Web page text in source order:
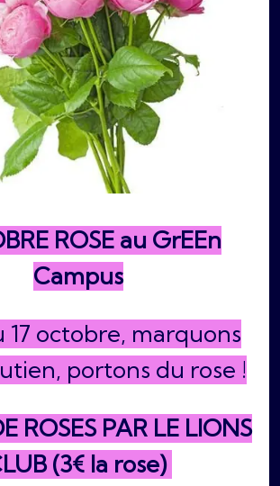
ROSE au GrEEn
Campus
17 octobre, marquons
portons du rose !
ROSES PAR LE LIONS
(3€ la rose)